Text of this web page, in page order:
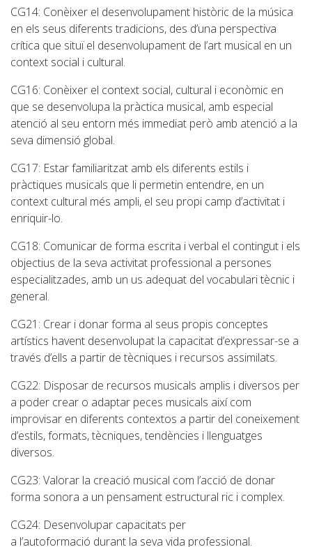
CG14: Conèixer el desenvolupament històric de la música
en els seus diferents tradicions, des d’una perspectiva
crítica que situï el desenvolupament de l’art musical en un
context social i cultural.
CG16: Conèixer el context social, cultural i econòmic en
que se desenvolupa la pràctica musical, amb especial
atenció al seu entorn més immediat però amb atenció a la
seva dimensió global.
CG17: Estar familiaritzat amb els diferents estils i
pràctiques musicals que li permetin entendre, en un
context cultural més ampli, el seu propi camp d’activitat i
enriquir-lo.
CG18: Comunicar de forma escrita i verbal el contingut i els
objectius de la seva activitat professional a persones
especialitzades, amb un us adequat del vocabulari tècnic i
general.
CG21 : Crear i donar forma al seus propis conceptes
artístics havent desenvolupat la capacitat d’expressar-se a
través d’ells a partir de tècniques i recursos assimilats.
CG22: Disposar de recursos musicals amplis i diversos per
a poder crear o adaptar peces musicals així com
improvisar en diferents contextos a partir del coneixement
d’estils, formats, tècniques, tendències i llenguatges
diversos.
CG23: Valorar la creació musical com l’acció de donar
forma sonora a un pensament estructural ric i complex.
CG24: Desenvolupar capacitats per
a l’autoformació durant la seva vida professional.